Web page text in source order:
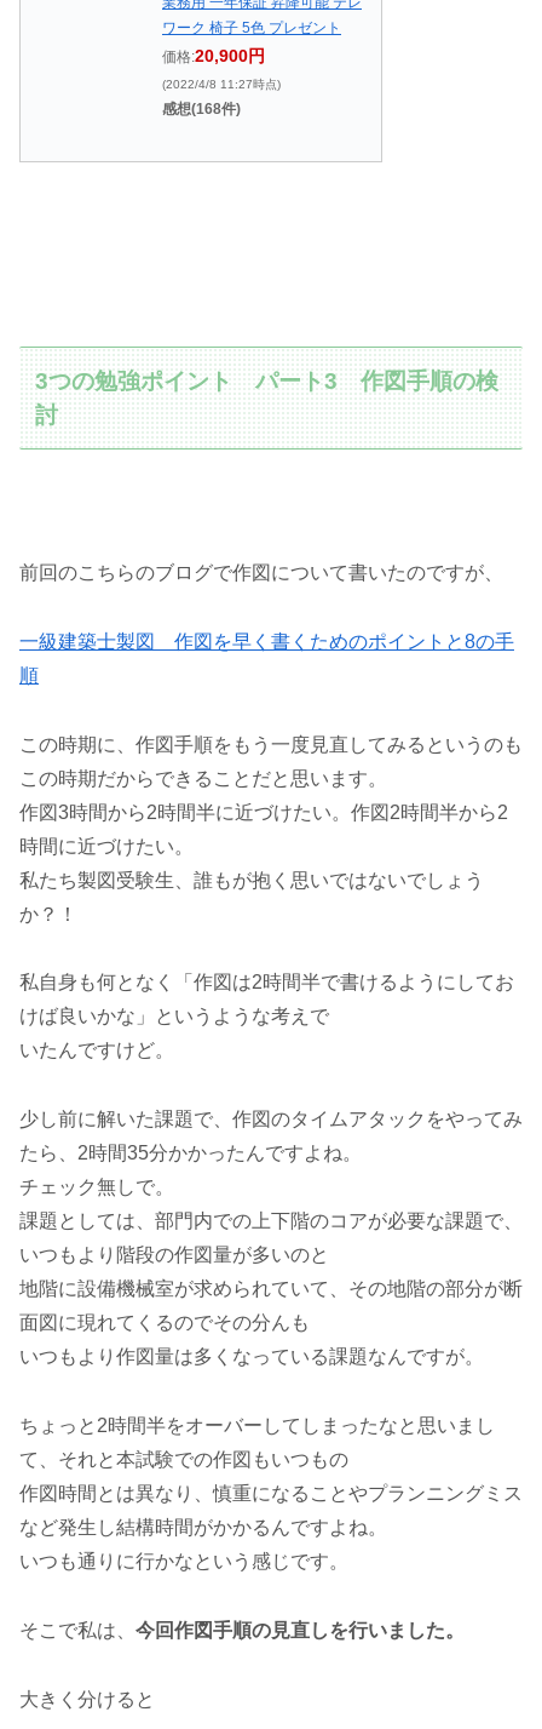
ワーク 椅子 5色 プレゼント
価格:20,900円
(2022/4/8 11:27時点)
感想(168件)
3つの勉強ポイント パート3 作図手順の検
討
前回のこちらのブログで作図について書いたのですが、
一級建築士製図 作図を早く書くためのポイントと8の手
順
この時期に、作図手順をもう一度見直してみるというのも
この時期だからできることだと思います。
作図3時間から2時間半に近づけたい。作図2時間半から2
時間に近づけたい。
私たち製図受験生、誰もが抱く思いではないでしょう
か？！
私自身も何となく「作図は2時間半で書けるようにしてお
けば良いかな」というような考えで
いたんですけど。
少し前に解いた課題で、作図のタイムアタックをやってみ
たら、2時間35分かかったんですよね。
チェック無しで。
課題としては、部門内での上下階のコアが必要な課題で、
いつもより階段の作図量が多いのと
地階に設備機械室が求められていて、その地階の部分が断
面図に現れてくるのでその分んも
いつもより作図量は多くなっている課題なんですが。
ちょっと2時間半をオーバーしてしまったなと思いまし
て、それと本試験での作図もいつもの
作図時間とは異なり、慎重になることやプランニングミス
など発生し結構時間がかかるんですよね。
いつも通りに行かなという感じです。
そこで私は、 今回作図手順の見直しを行いました。
大きく分けると